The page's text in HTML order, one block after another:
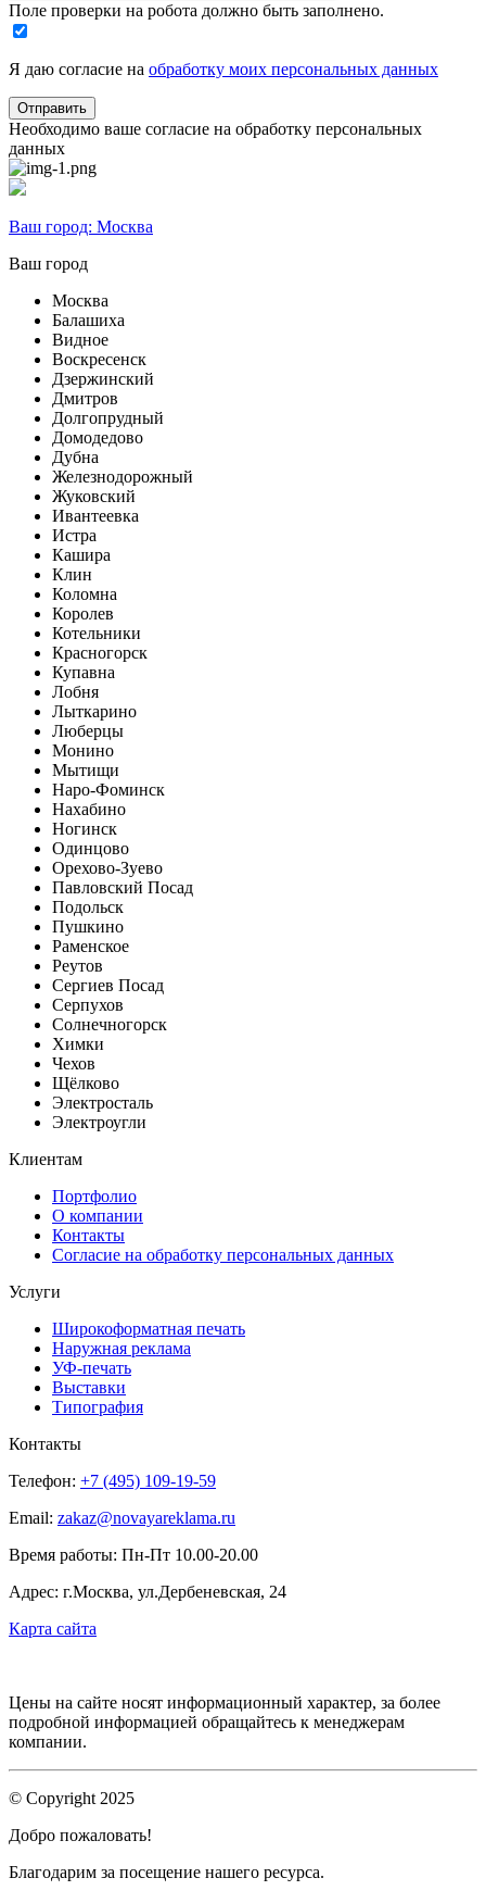
Поле проверки на робота должно быть заполнено.
Я даю согласие на обработку моих персональных данных
Необходимо ваше согласие на обработку персональных
данных
Ваш город: Москва
Ваш город
Москва
Балашиха
Видное
Воскресенск
Дзержинский
Дмитров
Долгопрудный
Домодедово
Дубна
Железнодорожный
Жуковский
Ивантеевка
Истра
Кашира
Клин
Коломна
Королев
Котельники
Красногорск
Купавна
Лобня
Лыткарино
Люберцы
Монино
Мытищи
Наро-Фоминск
Нахабино
Ногинск
Одинцово
Орехово-Зуево
Павловский Посад
Подольск
Пушкино
Раменское
Реутов
Сергиев Посад
Серпухов
Солнечногорск
Химки
Чехов
Щёлково
Электросталь
Электроугли
Клиентам
Портфолио
О компании
Контакты
Согласие на обработку персональных данных
Услуги
Широкоформатная печать
Наружная реклама
УФ-печать
Выставки
Типография
Контакты
Телефон: +7 (495) 109-19-59
Email: zakaz@novayareklama.ru
Время работы: Пн-Пт 10.00-20.00
Адрес: г.Москва, ул.Дербеневская, 24
Карта сайта
Цены на сайте носят информационный характер, за более
подробной информацией обращайтесь к менеджерам
компании.
© Copyright 2025
Добро пожаловать!
Благодарим за посещение нашего ресурса.